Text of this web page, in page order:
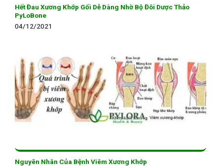
Hết Đau Xương Khớp Gối Dễ Dàng Nhờ Bộ Đôi Dược Thảo
PyLoBone
04/12/2021
Nguyên Nhân Của Bệnh Viêm Xương Khớp